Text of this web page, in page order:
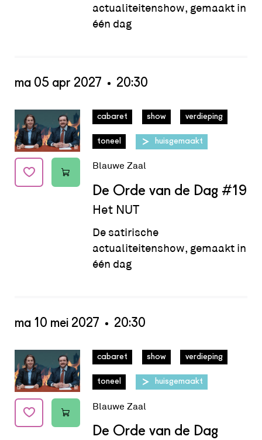
actualiteitenshow, gemaakt in
één dag
De Orde van de Dag #19
Het NUT
De satirische
actualiteitenshow, gemaakt in
één dag
Datum: ma 05 apr 2027 - 20:30
cabaret show verdieping
toneel huisgemaakt
Blauwe Zaal
ma 05 apr 2027 20:30
De Orde van de Dag
Datum: ma 10 mei 2027 - 20:30
cabaret show verdieping
toneel huisgemaakt
Blauwe Zaal
ma 10 mei 2027 20:30